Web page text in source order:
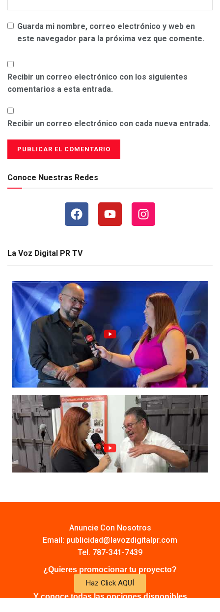
Guarda mi nombre, correo electrónico y web en
este navegador para la próxima vez que comente.
Recibir un correo electrónico con los siguientes
comentarios a esta entrada.
Recibir un correo electrónico con cada nueva entrada.
Conoce Nuestras Redes
La Voz Digital PR TV
Anuncie Con Nosotros
Email: publicidad@lavozdigitalpr.com
Tel. 787-341-7439
¿Quieres promocionar tu proyecto?
Haz Click AQUÍ
Y conoce todas las opciones disponibles